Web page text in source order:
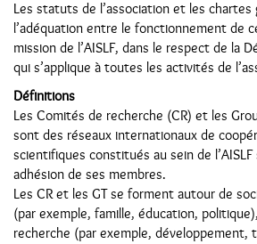
Les statuts de l’association et les chartes
l’adéquation entre le fonctionnement de
mission de l’AISLF, dans le respect de la
qui s’applique à toutes les activités de
Définitions
Les Comités de recherche (CR) et les
sont des réseaux internationaux de
scientifiques constitués au sein de l’AISLF
adhésion de ses membres.
Les CR et les GT se forment autour de
(par exemple, famille, éducation,
recherche (par exemple, développement,